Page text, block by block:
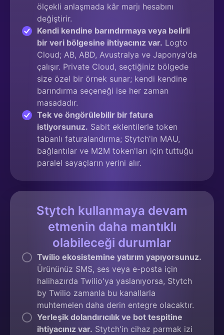
ölçekli anlaşmada kâr marjı hesabını
değiştirir.
Kendi kendine barındırmaya veya belirli
bir veri bölgesine ihtiyacınız var. Logto
Cloud; AB, ABD, Avustralya ve Japonya'da
çalışır. Private Cloud, seçtiğiniz bölgede
size özel bir örnek sunar; kendi kendine
barındırma seçeneği ise her zaman
masadadır.
Tek ve öngörülebilir bir fatura
istiyorsunuz. Sabit eklentilerle token
tabanlı faturalandırma; Stytch'in MAU,
bağlantılar ve M2M token'ları için tuttuğu
paralel sayaçların yerini alır.
Stytch kullanmaya devam
etmenin daha mantıklı
olabileceği durumlar
Twilio ekosistemine yatırım yapıyorsunuz.
Ürününüz SMS, ses veya e-posta için
halihazırda Twilio'ya yaslanıyorsa, Stytch
by Twilio zamanla bu kanallarla
muhtemelen daha derin entegre olacaktır.
Yerleşik dolandırıcılık ve bot tespitine
ihtiyacınız var. Stytch'in cihaz parmak izi